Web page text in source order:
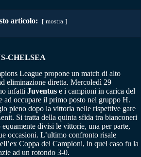
articolo: mostra
CHELSEA
League propone un match di alto
eliminazione diretta. Mercoledì 29
infatti Juventus e i campioni in carica del
ad occupare il primo posto nel gruppo H.
pieno dopo la vittoria nelle rispettive gare
Si tratta della quinta sfida tra bianconeri
divisi le vittorie, una per parte,
occasioni. L’ultimo confronto risale
Coppa dei Campioni, in quel caso fu la
ad un rotondo 3-0.